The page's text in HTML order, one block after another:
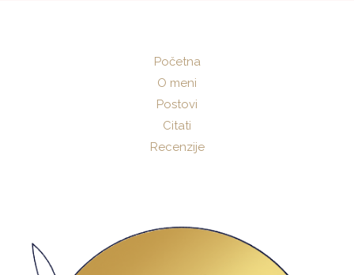
Početna
O meni
Postovi
Citati
Recenzije